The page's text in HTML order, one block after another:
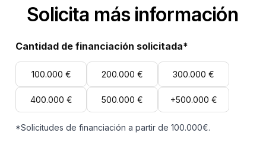
Solicita más información
Cantidad de financiación solicitada*
100.000 € 200.000 € 300.000 €
400.000 € 500.000 € +500.000 €
*Solicitudes de financiación a partir de 100.000€.